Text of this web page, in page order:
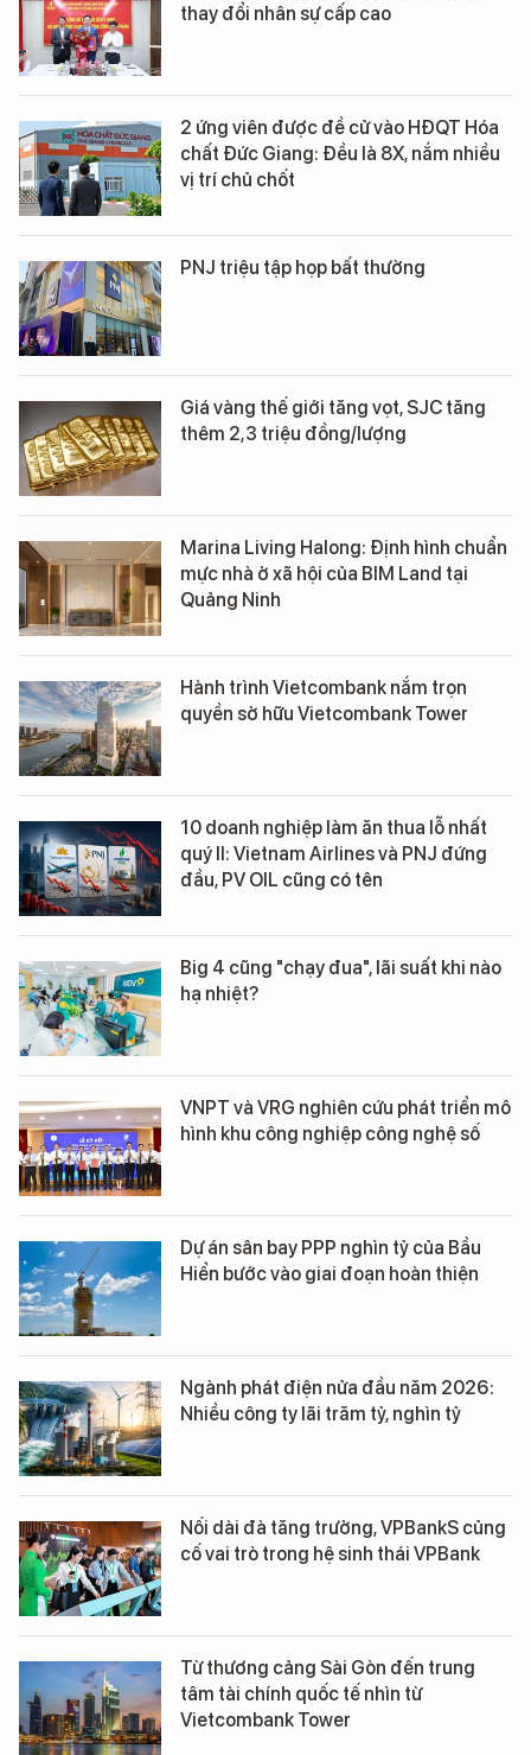
thay đổi nhân sự cấp cao
2 ứng viên được đề cử vào HĐQT Hóa
chất Đức Giang: Đều là 8X, nắm nhiều
vị trí chủ chốt
PNJ triệu tập họp bất thường
Giá vàng thế giới tăng vọt, SJC tăng
thêm 2,3 triệu đồng/lượng
Marina Living Halong: Định hình chuẩn
mực nhà ở xã hội của BIM Land tại
Quảng Ninh
Hành trình Vietcombank nắm trọn
quyền sở hữu Vietcombank Tower
10 doanh nghiệp làm ăn thua lỗ nhất
quý II: Vietnam Airlines và PNJ đứng
đầu, PV OIL cũng có tên
Big 4 cũng "chạy đua", lãi suất khi nào
hạ nhiệt?
VNPT và VRG nghiên cứu phát triển mô
hình khu công nghiệp công nghệ số
Dự án sân bay PPP nghìn tỷ của Bầu
Hiển bước vào giai đoạn hoàn thiện
Ngành phát điện nửa đầu năm 2026:
Nhiều công ty lãi trăm tỷ, nghìn tỷ
Nối dài đà tăng trưởng, VPBankS củng
cố vai trò trong hệ sinh thái VPBank
Từ thương cảng Sài Gòn đến trung
tâm tài chính quốc tế nhìn từ
Vietcombank Tower